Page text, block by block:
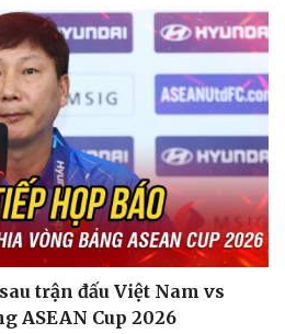
trận đấu Việt Nam vs
ASEAN Cup 2026